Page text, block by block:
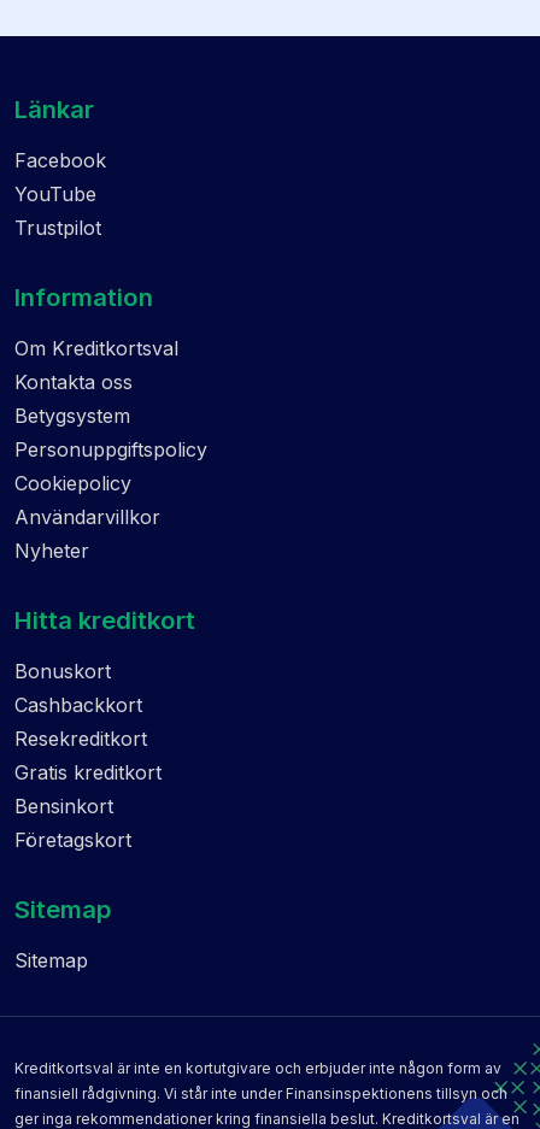
Länkar
Facebook
YouTube
Trustpilot
Information
Om Kreditkortsval
Kontakta oss
Betygsystem
Personuppgiftspolicy
Cookiepolicy
Användarvillkor
Nyheter
Hitta kreditkort
Bonuskort
Cashbackkort
Resekreditkort
Gratis kreditkort
Bensinkort
Företagskort
Sitemap
Sitemap
Kreditkortsval är inte en kortutgivare och erbjuder inte någon form av
finansiell rådgivning. Vi står inte under Finansinspektionens tillsyn och
ger inga rekommendationer kring finansiella beslut. Kreditkortsval är en